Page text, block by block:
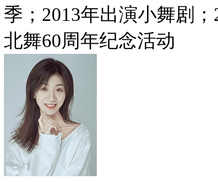
季；2013年出演小舞剧
北舞60周年纪念活动